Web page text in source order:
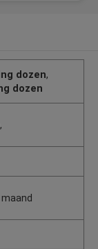
dozen,
dozen